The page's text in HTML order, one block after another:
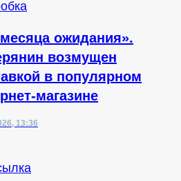
ожидания».
возмущен
в популярном
магазине
13:36